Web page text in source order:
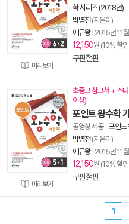
미리보기
학 시리즈 (2018년)
박명전(지은이)
에듀왕| 2015년 11월
12,150원 (10% 할
구판절판
미리보기
초중고 참고서 + 스
이상)
포인트 왕수학
동영상 제공-포인트
박명전(지은이)
에듀왕| 2015년 11월
12,150원 (10% 할
구판절판
1